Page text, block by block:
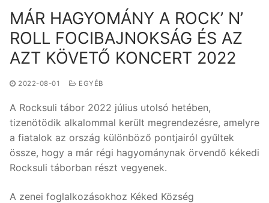
MÁR HAGYOMÁNY A ROCK’ N’
ROLL FOCIBAJNOKSÁG ÉS AZ
AZT KÖVETŐ KONCERT 2022
2022-08-01 EGYÉB
A Rocksuli tábor 2022 július utolsó hetében,
tizenötödik alkalommal került megrendezésre, amelyre
a fiatalok az ország különböző pontjairól gyűltek
össze, hogy a már régi hagyománynak örvendő kékedi
Rocksuli táborban részt vegyenek.
A zenei foglalkozásokhoz Kéked Község